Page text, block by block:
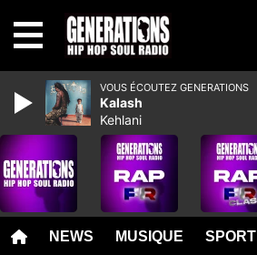
NEWS MUSIQUE SPORT
VOUS ÉCOUTEZ GENERATIONS
Kalash
Kehlani